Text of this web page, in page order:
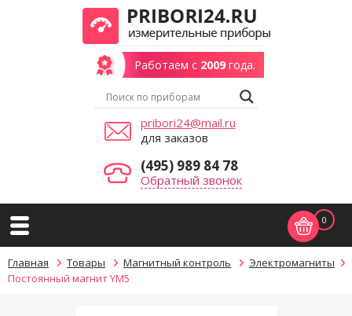
Работаем с 2009года.
pribori24@mail.ru
для заказов
(495) 989 84 78
Обратный звонок
0
Главная Товары Магнитный контроль
Электромагниты
Постоянный магнит YM5